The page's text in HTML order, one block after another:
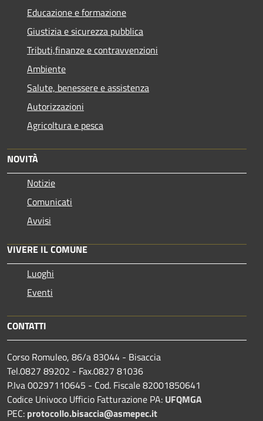
Educazione e formazione
Giustizia e sicurezza pubblica
Tributi,finanze e contravvenzioni
Ambiente
Salute, benessere e assistenza
Autorizzazioni
Agricoltura e pesca
NOVITÀ
Notizie
Comunicati
Avvisi
VIVERE IL COMUNE
Luoghi
Eventi
CONTATTI
Corso Romuleo, 86/a 83044 - Bisaccia
Tel.0827 89202 - Fax.0827 81036
P.Iva 00297110645 - Cod. Fiscale 82001850641
Codice Univoco Ufficio Fatturazione PA: UFQMGA
PEC: protocollo.bisaccia@asmepec.it